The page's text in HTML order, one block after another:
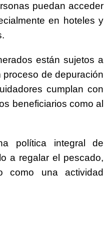
puedan acceder
en hoteles y
están sujetos a
de depuración
cumplan con
beneficiarios como al
política integral de
a regalar el pescado,
como una actividad